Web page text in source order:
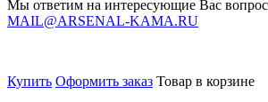
Мы ответим на интересующие Вас
MAIL@ARSENAL-KAMA.RU
Купить Оформить заказ Товар в корзине